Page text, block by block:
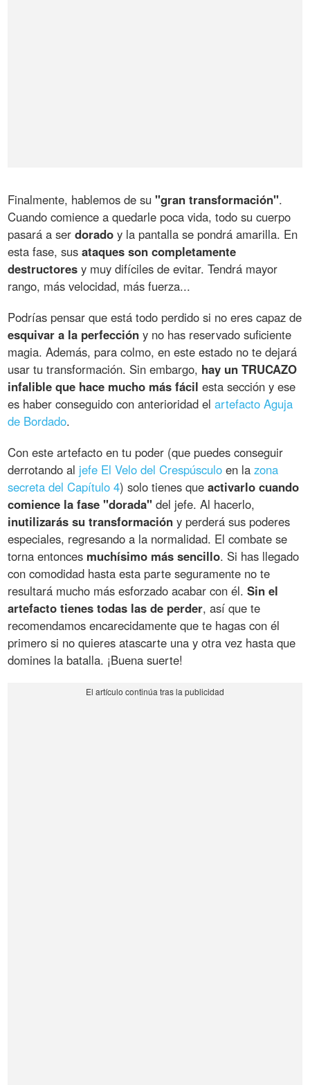
Finalmente, hablemos de su"gran transformación".
Cuando comience a quedarle poca vida, todo su cuerpo
pasará a serdorado y la pantalla se pondrá amarilla. En
esta fase, susataques son completamente
destructores y muy difíciles de evitar. Tendrá mayor
rango, más velocidad, más fuerza...
Podrías pensar que está todo perdido si no eres capaz de
esquivar a la perfección y no has reservado suficiente
magia. Además, para colmo, en este estado no te dejará
usar tu transformación. Sin embargo, hay un TRUCAZO
infalible que hace mucho más fácil esta sección y ese
es haber conseguido con anterioridad elartefacto Aguja
de Bordado.
Con este artefacto en tu poder (que puedes conseguir
derrotando al jefe El Velo del Crespúsculo en lazona
secreta del Capítulo 4) solo tienes queactivarlo cuando
comience la fase "dorada" del jefe. Al hacerlo,
inutilizarás su transformación y perderá sus poderes
especiales, regresando a la normalidad. El combate se
torna entonces muchísimo más sencillo. Si has llegado
con comodidad hasta esta parte seguramente no te
resultará mucho más esforzado acabar con él.Sin el
artefacto tienes todas las de perder, así que te
recomendamos encarecidamente que te hagas con él
primero si no quieres atascarte una y otra vez hasta que
domines la batalla. ¡Buena suerte!